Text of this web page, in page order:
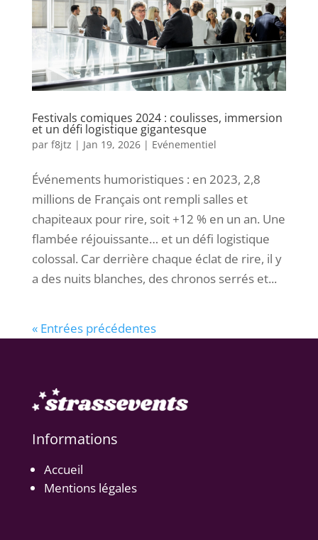
Festivals comiques 2024 : coulisses, immersion
et un défi logistique gigantesque
par f8jtz | Jan 19, 2026| Evénementiel
Événements humoristiques : en 2023, 2,8
millions de Français ont rempli salles et
chapiteaux pour rire, soit +12 % en un an. Une
flambée réjouissante… et un défi logistique
colossal. Car derrière chaque éclat de rire, il y
a des nuits blanches, des chronos serrés et...
« Entrées précédentes
Informations
Accueil
Mentions légales